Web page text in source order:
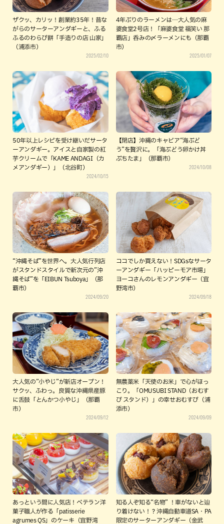
ザクッ、カリッ！創業約35年！昔な
がらのサーターアンダギーと、ふる
ふるのわらび餅「手造りの店 山家」
（浦添市）
2025/02/10
4年ぶりのラーメンは…大人気の麻
婆食堂2号店！「麻婆食堂 福笑い 那
覇店」呑みの〆ラーメンにも（那覇
市）
2025/01/07
50年以上レシピを受け継いだサータ
ーアンダギー。アイスと自家製の紅
芋クリームで「KAME ANDAGI（カ
メアンダギー）」（北谷町）
2024/10/15
【閉店】沖縄のキャビア“海ぶど
う”を贅沢に。「海ぶどう卵かけ丼
ぷちたま」（那覇市）
2024/10/08
“沖縄そば”を世界へ。大人気行列店
がスタンドスタイルで新次元の”沖
縄そば”を「EIBUN Tsuboya」（那
覇市）
2024/09/20
ココでしか買えない！SDGsなサータ
ーアンダギー「ハッピーモア市場」
ヨーコさんのレモンアンダギー（宜
野湾市）
2024/09/18
大人気の”小やじ”が新店オープン！
サクッ、ふわっ。良質な沖縄県産豚
に舌鼓「とんかつ小やじ」（那覇
市）
2024/09/12
無農薬米「天使のお米」で心がほっ
こり。「OMUSUBI STAND（おむす
び スタンド）」の幸せおむすび（浦
添市）
2024/09/09
あっという間に人気店！ベテラン洋
菓子職人が作る「patisserie
agrumes QS」のケーキ（宜野湾
知る人ぞ知る“名物” ！車がないと辿
り着けない！？沖縄自動車道SA・PA
限定のサーターアンダギー（金武